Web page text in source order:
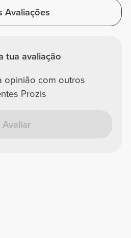
Avaliações
tua avaliação
opinião com outros
Prozis
Avaliar